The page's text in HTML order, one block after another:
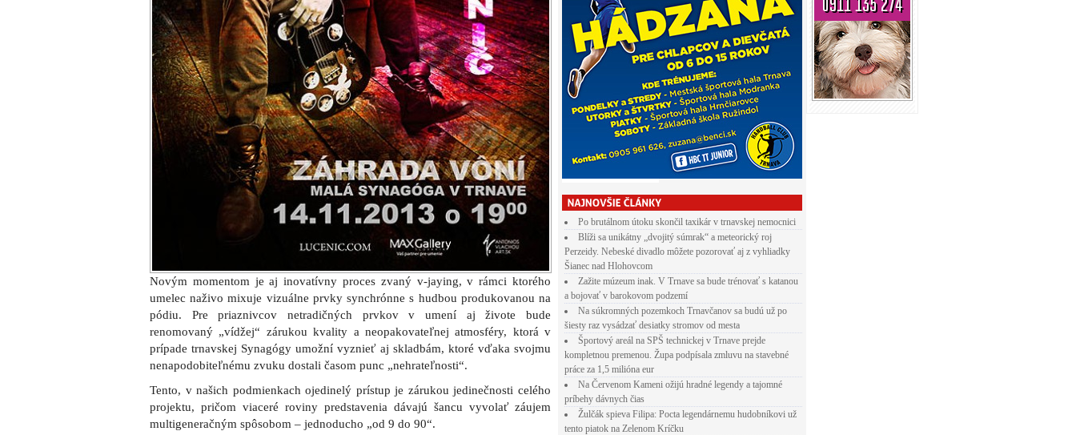
Novým momentom je aj inovatívny proces zvaný v-jaying, v rámci ktorého
umelec naživo mixuje vizuálne prvky synchrónne s hudbou produkovanou na
pódiu. Pre priaznivcov netradičných prvkov v umení aj živote bude
renomovaný „vídžej“ zárukou kvality a neopakovateľnej atmosféry, ktorá v
prípade trnavskej Synagógy umožní vyznieť aj skladbám, ktoré vďaka svojmu
nenapodobiteľnému zvuku dostali časom punc „nehrateľnosti“.
Tento, v našich podmienkach ojedinelý prístup je zárukou jedinečnosti celého
projektu, pričom viaceré roviny predstavenia dávajú šancu vyvolať záujem
multigeneračným spôsobom – jednoducho „od 9 do 90“.
Po brutálnom útoku skončil taxikár v trnavskej nemocnici
Blíži sa unikátny „dvojitý súmrak“ a meteorický roj
Perzeidy. Nebeské divadlo môžete pozorovať aj z vyhliadky
Šianec nad Hlohovcom
Zažite múzeum inak. V Trnave sa bude trénovať s katanou
a bojovať v barokovom podzemí
Na súkromných pozemkoch Trnavčanov sa budú už po
šiesty raz vysádzať desiatky stromov od mesta
Športový areál na SPŠ technickej v Trnave prejde
kompletnou premenou. Župa podpísala zmluvu na stavebné
práce za 1,5 milióna eur
Na Červenom Kameni ožijú hradné legendy a tajomné
príbehy dávnych čias
Žulčák spieva Filipa: Pocta legendárnemu hudobníkovi už
tento piatok na Zelenom Kríčku